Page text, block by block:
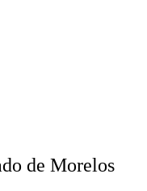
de Morelos